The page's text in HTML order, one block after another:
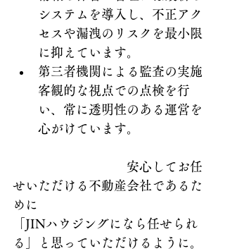
システムを導入し、不正アク
セスや漏洩のリスクを最小限
に抑えています。
第三者機関による監査の実施
客観的な視点での点検を行
い、常に透明性のある運営を
心がけています。
安心してお任
せいただける不動産会社であるた
めに
「JINハウジングになら任せられ
る」と思っていただけるように。